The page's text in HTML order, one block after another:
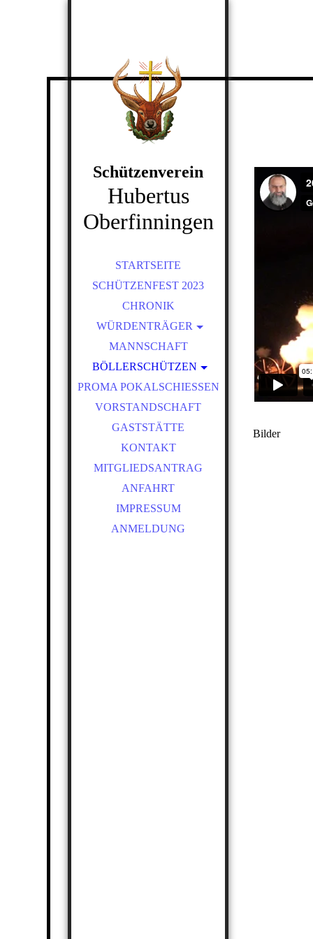
Schützenverein
Hubertus
Oberfinningen
STARTSEITE
SCHÜTZENFEST 2023
CHRONIK
WÜRDENTRÄGER
SCHÜTZENKÖNIGE
VEREINSMEISTER
MANNSCHAFT
BÖLLERSCHÜTZEN
OKTOBERFEST &
BILDER HUBERTUSMESSE
NEUJAHRSBÖLLERN
BILDER BÖLLER
PROMA POKALSCHIESSEN
VORSTANDSCHAFT
GASTSTÄTTE
KONTAKT
MITGLIEDSANTRAG
ANFAHRT
IMPRESSUM
ANMELDUNG
Bilder